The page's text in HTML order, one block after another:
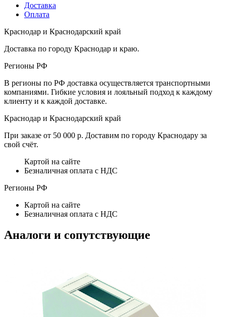
Доставка
Оплата
Краснодар и Краснодарский край
Доставка по городу Краснодар и краю.
Регионы РФ
В регионы по РФ доставка осуществляется транспортными
компаниями. Гибкие условия и лояльный подход к каждому
клиенту и к каждой доставке.
Краснодар и Краснодарский край
При заказе от 50 000 р. Доставим по городу Краснодару за
свой счёт.
Картой на сайте
Безналичная оплата с НДС
Регионы РФ
Картой на сайте
Безналичная оплата с НДС
Аналоги и сопутствующие